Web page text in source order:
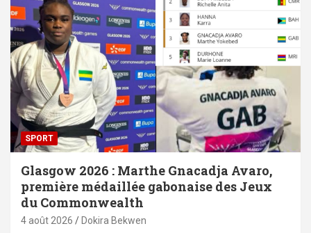
SPORT
Glasgow 2026 : Marthe Gnacadja Avaro,
première médaillée gabonaise des Jeux
du Commonwealth
4 août 2026 Dokira Bekwen